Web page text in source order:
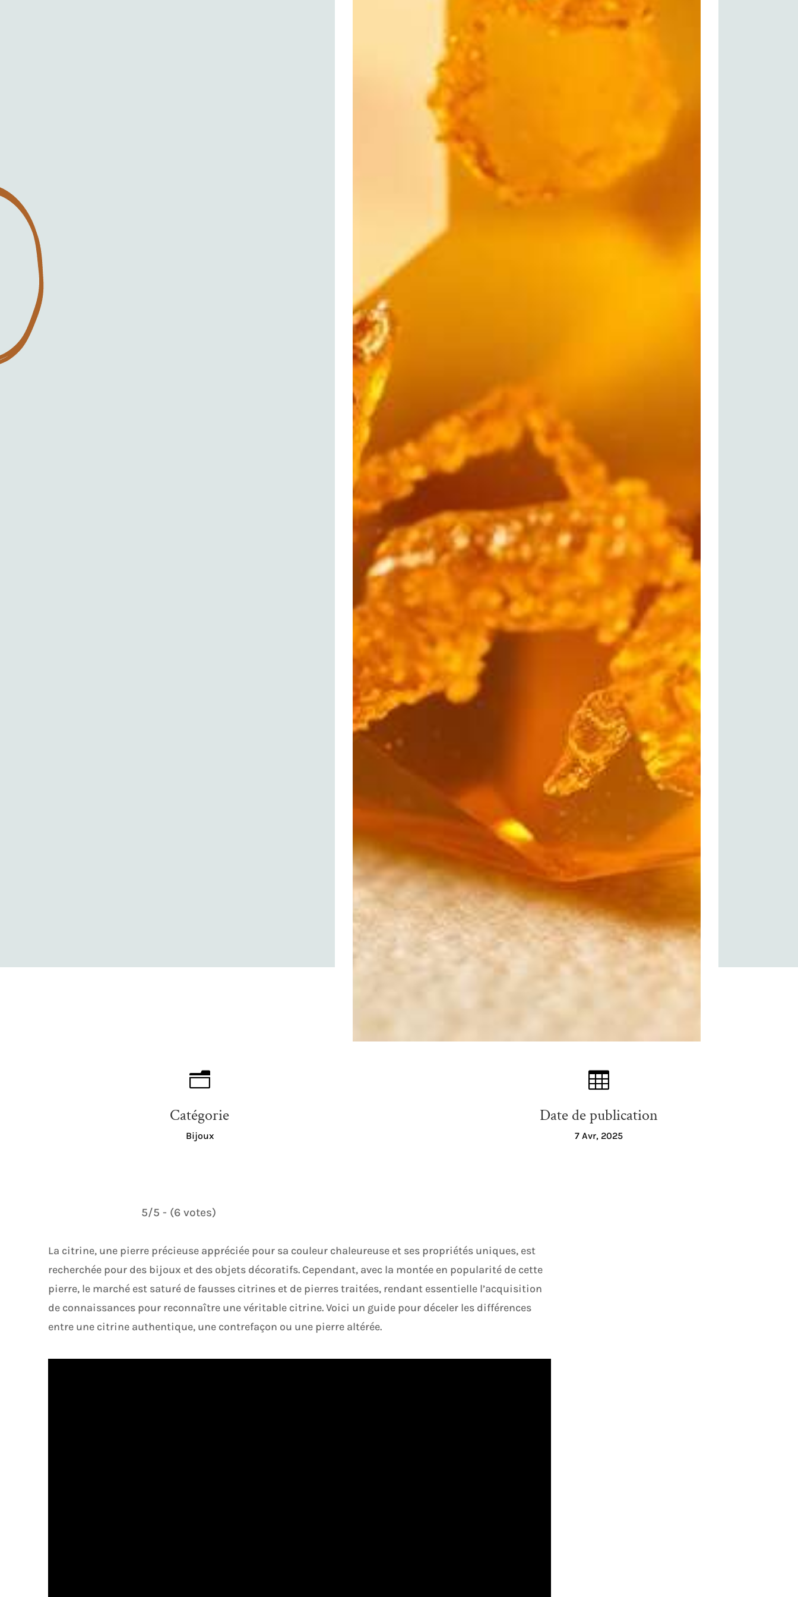
n
Catégorie
Bijoux

Date de publication
7 Avr, 2025
5/5 - (6 votes)
La citrine, une pierre précieuse appréciée pour sa couleur chaleureuse et ses propriétés uniques, est
recherchée pour des bijoux et des objets décoratifs. Cependant, avec la montée en popularité de cette
pierre, le marché est saturé de fausses citrines et de pierres traitées, rendant essentielle l’acquisition
de connaissances pour reconnaître une véritable citrine. Voici un guide pour déceler les différences
entre une citrine authentique, une contrefaçon ou une pierre altérée.